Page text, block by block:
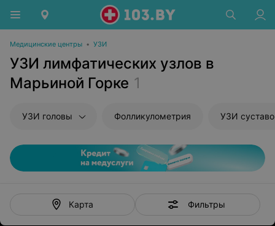
Медицинские центры • УЗИ
УЗИ лимфатических узлов в
Марьиной Горке 1
УЗИ головы Фолликулометрия УЗИ
Карта Фильтры